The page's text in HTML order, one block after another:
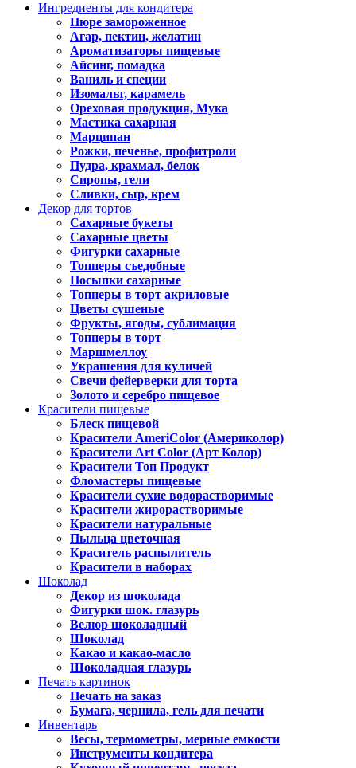
Ингредиенты для кондитера
Пюре замороженное
Агар, пектин, желатин
Ароматизаторы пищевые
Айсинг, помадка
Ваниль и специи
Изомальт, карамель
Ореховая продукция, Мука
Мастика сахарная
Марципан
Рожки, печенье, профитроли
Пудра, крахмал, белок
Сиропы, гели
Сливки, сыр, крем
Декор для тортов
Сахарные букеты
Сахарные цветы
Фигурки сахарные
Топперы съедобные
Посыпки сахарные
Топперы в торт акриловые
Цветы сушеные
Фрукты, ягоды, сублимация
Топперы в торт
Маршмеллоу
Украшения для куличей
Свечи фейерверки для торта
Золото и серебро пищевое
Красители пищевые
Блеск пищевой
Красители AmeriColor (Америколор)
Красители Art Color (Арт Колор)
Красители Топ Продукт
Фломастеры пищевые
Красители сухие водорастворимые
Красители жирорастворимые
Красители натуральные
Пыльца цветочная
Краситель распылитель
Красители в наборах
Шоколад
Декор из шоколада
Фигурки шок. глазурь
Велюр шоколадный
Шоколад
Какао и какао-масло
Шоколадная глазурь
Печать картинок
Печать на заказ
Бумага, чернила, гель для печати
Инвентарь
Весы, термометры, мерные емкости
Инструменты кондитера